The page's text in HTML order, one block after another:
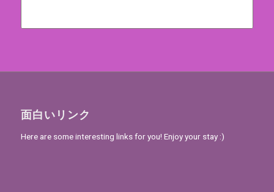
面白いリンク
Here are some interesting links for you! Enjoy your stay :)